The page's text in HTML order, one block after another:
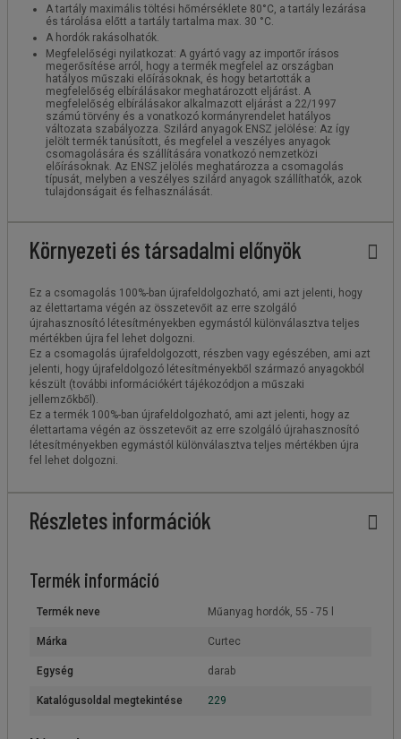
A tartály maximális töltési hőmérséklete 80°C, a tartály lezárása
és tárolása előtt a tartály tartalma max. 30 °C.
A hordók rakásolhatók.
Megfelelőségi nyilatkozat: A gyártó vagy az importőr írásos
megerősítése arról, hogy a termék megfelel az országban
hatályos műszaki előírásoknak, és hogy betartották a
megfelelőség elbírálásakor meghatározott eljárást. A
megfelelőség elbírálásakor alkalmazott eljárást a 22/1997
számú törvény és a vonatkozó kormányrendelet hatályos
változata szabályozza. Szilárd anyagok ENSZ jelölése: Az így
jelölt termék tanúsított, és megfelel a veszélyes anyagok
csomagolására és szállítására vonatkozó nemzetközi
előírásoknak. Az ENSZ jelölés meghatározza a csomagolás
típusát, melyben a veszélyes szilárd anyagok szállíthatók, azok
tulajdonságait és felhasználását.
Környezeti és társadalmi előnyök
Ez a csomagolás 100%-ban újrafeldolgozható, ami azt jelenti, hogy
az élettartama végén az összetevőit az erre szolgáló
újrahasznosító létesítményekben egymástól különválasztva teljes
mértékben újra fel lehet dolgozni.
Ez a csomagolás újrafeldolgozott, részben vagy egészében, ami azt
jelenti, hogy újrafeldolgozó létesítményekből származó anyagokból
készült (további információkért tájékozódjon a műszaki
jellemzőkből).
Ez a termék 100%-ban újrafeldolgozható, ami azt jelenti, hogy az
élettartama végén az összetevőit az erre szolgáló újrahasznosító
létesítményekben egymástól különválasztva teljes mértékben újra
fel lehet dolgozni.
Részletes információk
Termék információ
Termék neve Műanyag hordók, 55 - 75 l
Márka Curtec
Egység darab
Katalógusoldal megtekintése 229